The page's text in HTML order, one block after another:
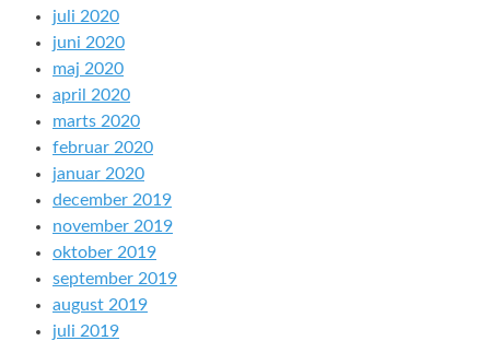
juli 2020
juni 2020
maj 2020
april 2020
marts 2020
februar 2020
januar 2020
december 2019
november 2019
oktober 2019
september 2019
august 2019
juli 2019